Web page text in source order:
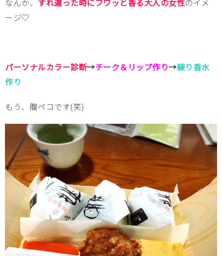
なんか、 すれ違った時にフワッと香る大人の女性のイメ
ージ♡
パーソナルカラー診断→チーク＆リップ作り→練り香水
作り
もう、腹ペコです(笑)